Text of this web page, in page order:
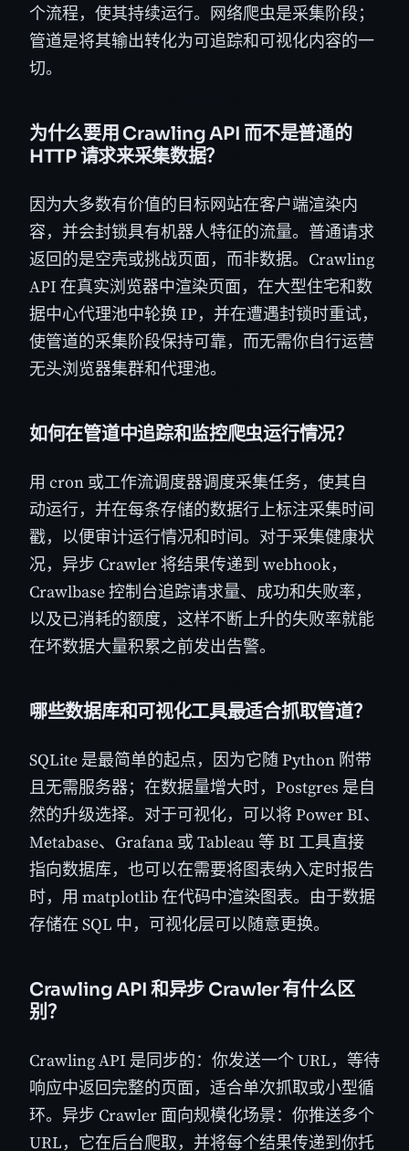
个流程，使其持续运行。网络爬虫是采集阶段；
管道是将其输出转化为可追踪和可视化内容的一
切。
为什么要用 Crawling API 而不是普通的
HTTP 请求来采集数据？
因为大多数有价值的目标网站在客户端渲染内
容，并会封锁具有机器人特征的流量。普通请求
返回的是空壳或挑战页面，而非数据。Crawling
API 在真实浏览器中渲染页面，在大型住宅和数
据中心代理池中轮换 IP，并在遭遇封锁时重试，
使管道的采集阶段保持可靠，而无需你自行运营
无头浏览器集群和代理池。
如何在管道中追踪和监控爬虫运行情况？
用 cron 或工作流调度器调度采集任务，使其自
动运行，并在每条存储的数据行上标注采集时间
戳，以便审计运行情况和时间。对于采集健康状
况，异步 Crawler 将结果传递到 webhook，
Crawlbase 控制台追踪请求量、成功和失败率，
以及已消耗的额度，这样不断上升的失败率就能
在坏数据大量积累之前发出告警。
哪些数据库和可视化工具最适合抓取管道？
SQLite 是最简单的起点，因为它随 Python 附带
且无需服务器；在数据量增大时，Postgres 是自
然的升级选择。对于可视化，可以将 Power BI、
Metabase、Grafana 或 Tableau 等 BI 工具直接
指向数据库，也可以在需要将图表纳入定时报告
时，用 matplotlib 在代码中渲染图表。由于数据
存储在 SQL 中，可视化层可以随意更换。
Crawling API 和异步 Crawler 有什么区
别？
Crawling API 是同步的：你发送一个 URL，等待
响应中返回完整的页面，适合单次抓取或小型循
环。异步 Crawler 面向规模化场景：你推送多个
URL，它在后台爬取，并将每个结果传递到你托